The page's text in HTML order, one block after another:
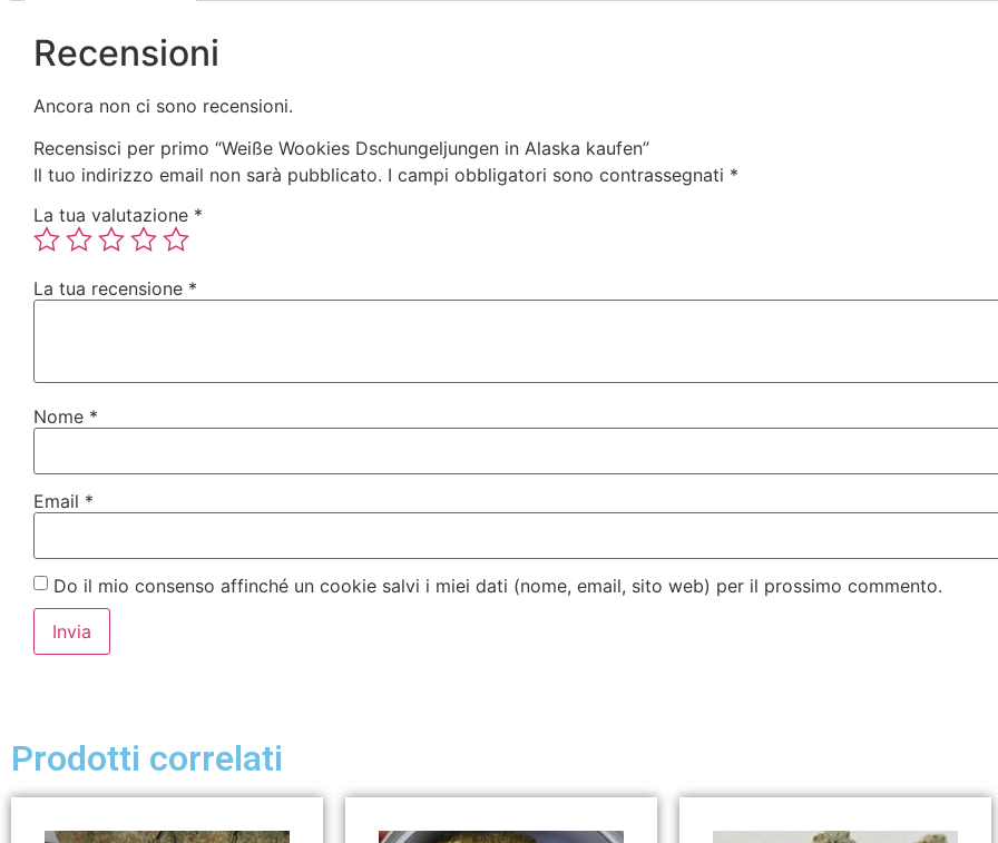
Recensioni
Ancora non ci sono recensioni.
Recensisci per primo “Weiße Wookies Dschungeljungen in Alaska kaufen”
Il tuo indirizzo email non sarà pubblicato. I campi obbligatori sono contrassegnati *
La tua valutazione *
La tua recensione *
Nome *
Email *
Do il mio consenso affinché un cookie salvi i miei dati (nome, email, sito web) per il prossimo commento.
Prodotti correlati